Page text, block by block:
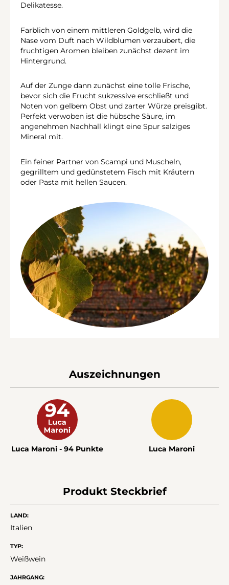
Delikatesse.
Farblich von einem mittleren Goldgelb, wird die
Nase vom Duft nach Wildblumen verzaubert, die
fruchtigen Aromen bleiben zunächst dezent im
Hintergrund.
Auf der Zunge dann zunächst eine tolle Frische,
bevor sich die Frucht sukzessive erschließt und
Noten von gelbem Obst und zarter Würze preisgibt.
Perfekt verwoben ist die hübsche Säure, im
angenehmen Nachhall klingt eine Spur salziges
Mineral mit.
Ein feiner Partner von Scampi und Muscheln,
gegrilltem und gedünstetem Fisch mit Kräutern
oder Pasta mit hellen Saucen.
Auszeichnungen
Luca Maroni - 94 Punkte Luca Maroni
Produkt Steckbrief
LAND:
Italien
TYP:
Weißwein
JAHRGANG: